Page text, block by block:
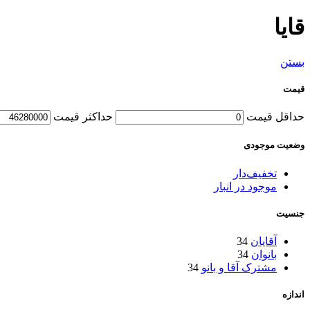
قایا
بستن
قیمت
حداقل قیمت حداکثر قیمت
وضعیت موجودی
تخفیف‌دار
موجود در انبار
جنسیت
آقایان 34
بانوان 34
مشترک آقا و بانو 34
اندازه